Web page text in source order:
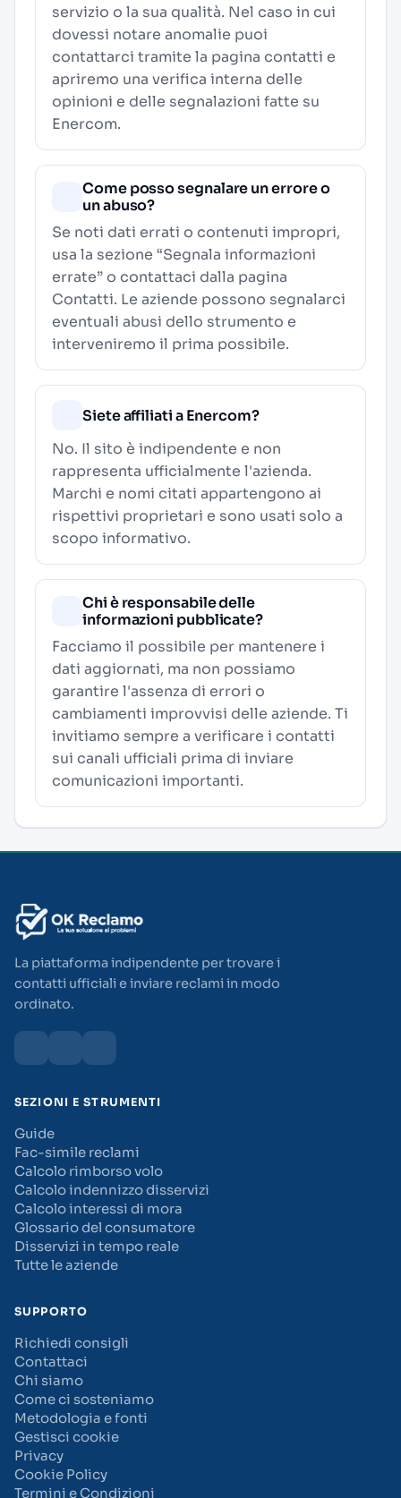
servizio o la sua qualità. Nel caso in cui
dovessi notare anomalie puoi
contattarci tramite la pagina contatti e
apriremo una verifica interna delle
opinioni e delle segnalazioni fatte su
Enercom.
Come posso segnalare un errore o
un abuso?
Se noti dati errati o contenuti impropri,
usa la sezione “Segnala informazioni
errate” o contattaci dalla pagina
Contatti. Le aziende possono segnalarci
eventuali abusi dello strumento e
interveniremo il prima possibile.
Siete affiliati a Enercom?
No. Il sito è indipendente e non
rappresenta ufficialmente l'azienda.
Marchi e nomi citati appartengono ai
rispettivi proprietari e sono usati solo a
scopo informativo.
Chi è responsabile delle
informazioni pubblicate?
Facciamo il possibile per mantenere i
dati aggiornati, ma non possiamo
garantire l'assenza di errori o
cambiamenti improvvisi delle aziende. Ti
invitiamo sempre a verificare i contatti
sui canali ufficiali prima di inviare
comunicazioni importanti.
La piattaforma indipendente per trovare i
contatti ufficiali e inviare reclami in modo
ordinato.
SEZIONI E STRUMENTI
Guide
Fac-simile reclami
Calcolo rimborso volo
Calcolo indennizzo disservizi
Calcolo interessi di mora
Glossario del consumatore
Disservizi in tempo reale
Tutte le aziende
SUPPORTO
Richiedi consigli
Contattaci
Chi siamo
Come ci sosteniamo
Metodologia e fonti
Gestisci cookie
Privacy
Cookie Policy
Termini e Condizioni